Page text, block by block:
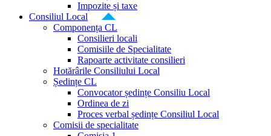
Impozite și taxe
Consiliul Local
Componența CL
Consilieri locali
Comisiile de Specialitate
Rapoarte activitate consilieri
Hotărârile Consiliului Local
Ședințe CL
Convocator ședințe Consiliu Local
Ordinea de zi
Proces verbal ședințe Consiliul Local
Comisii de specialitate